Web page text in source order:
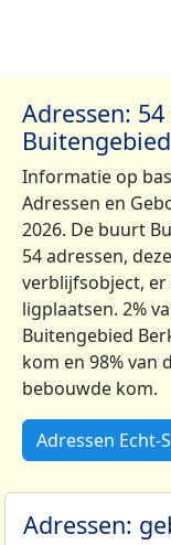
Adressen:
Informatie op
Adressen en
2026. De buurt
54 adressen,
verblijfsobject, er
ligplaatsen. 2%
Buitengebied
kom en 98% van
bebouwde kom.
Adressen Echt-
Adressen: